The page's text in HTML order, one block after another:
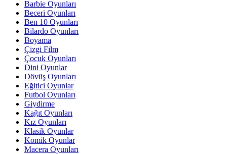
Barbie Oyunları
Beceri Oyunları
Ben 10 Oyunları
Bilardo Oyunları
Boyama
Çizgi Film
Çocuk Oyunları
Dini Oyunlar
Dövüş Oyunları
Eğitici Oyunlar
Futbol Oyunları
Giydirme
Kağıt Oyunları
Kız Oyunları
Klasik Oyunlar
Komik Oyunlar
Macera Oyunları